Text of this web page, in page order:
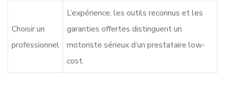
Choisir un
professionnel
L’expérience, les outils reconnus et les
garanties offertes distinguent un
motoriste sérieux d’un prestataire low-
cost.